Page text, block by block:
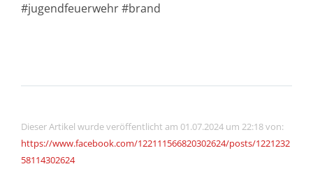
#jugendfeuerwehr #brand
Dieser Artikel wurde veröffentlicht am 01.07.2024 um 22:18 von:
https://www.facebook.com/122111566820302624/posts/1221232
58114302624